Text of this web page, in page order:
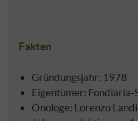
Fakten
Gründungsjahr: 1978
Eigentümer: Fondiaria-
Önologe: Lorenzo